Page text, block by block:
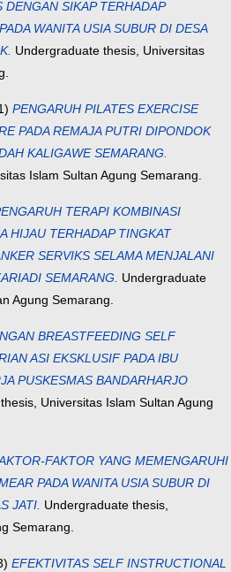
SIKAP TERHADAP
WANITA USIA SUBUR DI DESA
Undergraduate thesis, Universitas
PENGARUH PILATES EXERCISE
PADA REMAJA PUTRI DIPONDOK
KALIGAWE SEMARANG.
Islam Sultan Agung Semarang.
TERAPI KOMBINASI
HIJAU TERHADAP TINGKAT
SERVIKS SELAMA MENJALANI
SEMARANG. Undergraduate
Agung Semarang.
BREASTFEEDING SELF
ASI EKSKLUSIF PADA IBU
PUSKESMAS BANDARHARJO
Universitas Islam Sultan Agung
FAKTOR YANG MEMENGARUHI
PADA WANITA USIA SUBUR DI
JATI. Undergraduate thesis,
Semarang.
EFEKTIVITAS SELF INSTRUCTIONAL